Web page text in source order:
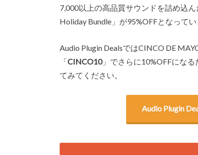
7,000以上の高品質サウンドを詰め込
Holiday Bundle」が95%OFFとなってい
Audio Plugin DealsではCINCO DE
「CINCO10」でさらに10%OFFにな
てみてください。
Audio Plugin